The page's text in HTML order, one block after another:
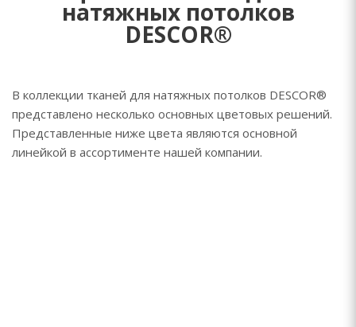
натяжных потолков
DESCOR®
В коллекции тканей для натяжных потолков DESCOR®
представлено несколько основных цветовых решений.
Представленные ниже цвета являются основной
линейкой в ассортименте нашей компании.